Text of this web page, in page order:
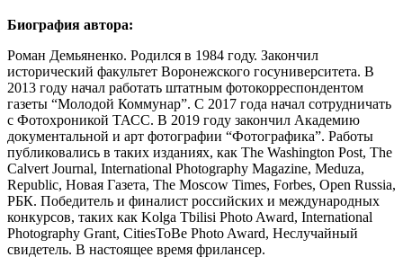
Биография автора:
Роман Демьяненко. Родился в 1984 году. Закончил
исторический факультет Воронежского госуниверситета. В
2013 году начал работать штатным фотокорреспондентом
газеты “Молодой Коммунар”. С 2017 года начал сотрудничать
с Фотохроникой ТАСС. В 2019 году закончил Академию
документальной и арт фотографии “Фотографика”. Работы
публиковались в таких изданиях, как The Washington Post, The
Calvert Journal, International Photography Magazine, Meduza,
Republic, Новая Газета, The Moscow Times, Forbes, Open Russia,
РБК. Победитель и финалист российских и международных
конкурсов, таких как Kolga Tbilisi Photo Award, International
Photography Grant, CitiesToBe Photo Award, Неслучайный
свидетель. В настоящее время фрилансер.